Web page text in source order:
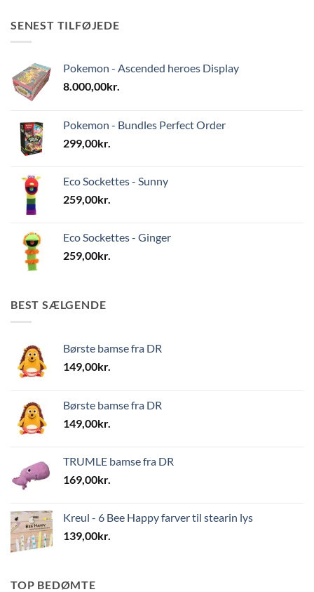
Mulighederne
på
varesiden
på
SENEST TILFØJEDE
Pokemon - Ascended heroes Display
8.000,00kr.
Pokemon - Bundles Perfect Order
299,00kr.
Eco Sockettes - Sunny
259,00kr.
Eco Sockettes - Ginger
259,00kr.
BEST SÆLGENDE
Børste bamse fra DR
149,00kr.
Børste bamse fra DR
149,00kr.
TRUMLE bamse fra DR
169,00kr.
Kreul - 6 Bee Happy farver til stearin lys
139,00kr.
TOP BEDØMTE